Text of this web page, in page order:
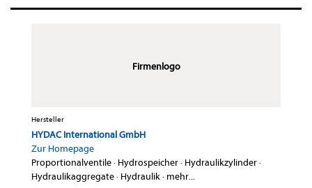
Firmenlogo
Hersteller
HYDAC International GmbH
Zur Homepage
Proportionalventile· Hydrospeicher· Hydraulikzylinder·
Hydraulikaggregate· Hydraulik· mehr...